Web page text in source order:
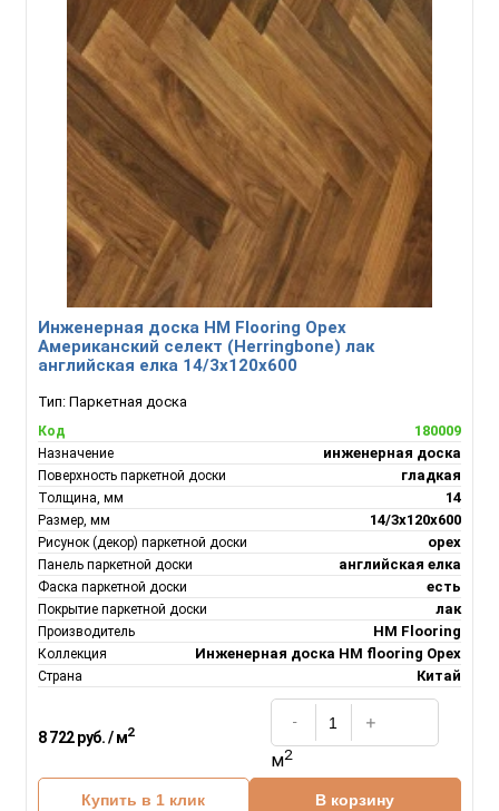
Инженерная доска HM Flooring Орех
Американский селект (Herringbone) лак
английская елка 14/3х120х600
Тип: Паркетная доска
Код 180009
Назначение инженерная доска
Поверхность паркетной доски гладкая
Толщина, мм 14
Размер, мм 14/3х120х600
Рисунок (декор) паркетной доски орех
Панель паркетной доски английская елка
Фаска паркетной доски есть
Покрытие паркетной доски лак
Производитель HM Flooring
Коллекция Инженерная доска НM flooring Орех
Страна Китай
8 722 руб. / м2
м2
Купить в 1 клик В корзину